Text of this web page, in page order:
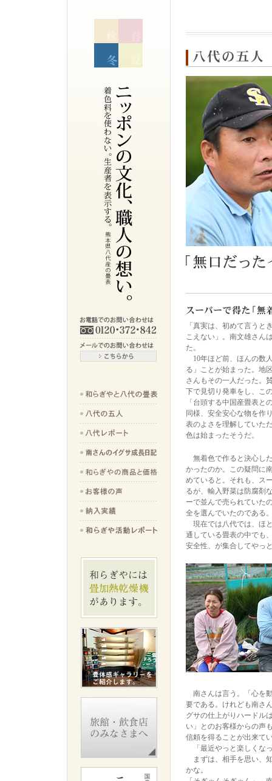
「真実は、初めて言うと
こえない」。南文雄さん
た。
10年ほど前、ほんの数
る」ことが始まった。地
さんもその一人だった。
下で見切り発車をし、こ
「台頭する中国産畳表と
同様、安全安心な物を作
表のよさを理解していた
色は始まったそうだ。
無着色で作ると決心し
かったのか。この疑問に
めていると。それも、ス
るが、輸入野菜は防腐剤
ーで並んで売られていた
全を選んでいたのである
現在では八代では、ほ
通している畳表の中でも
安全性、が集合してやっ
南さんは言う。「心を
要である。けれども南さ
グサの仕上がりハードル
い」とのお客様からの声
信頼を得ることが出来て
「最近やっと楽しくな
まずは、相手を思い、
かな。